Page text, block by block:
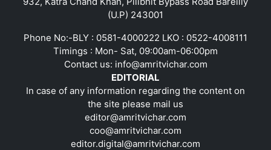
(U.P) 243001
Phone No:-BLY : 0581-4000222 LKO : 0522-4008111
Timings : Mon- Sat, 09:00am-06:00pm
Contact us: info@amritvichar.com
EDITORIAL
In case of any information regarding the content on
the site please mail us
editor@amritvichar.com
coo@amritvichar.com
editor.digital@amritvichar.com